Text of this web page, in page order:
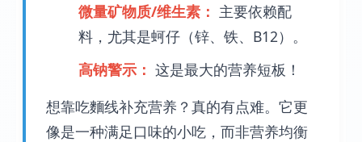
微量矿物质/维生素： 主要依赖配
料，尤其是蚵仔（锌、铁、B12）。
高钠警示： 这是最大的营养短板！
想靠吃麵线补充营养？真的有点难。它更
像是一种满足口味的小吃，而非营养均衡